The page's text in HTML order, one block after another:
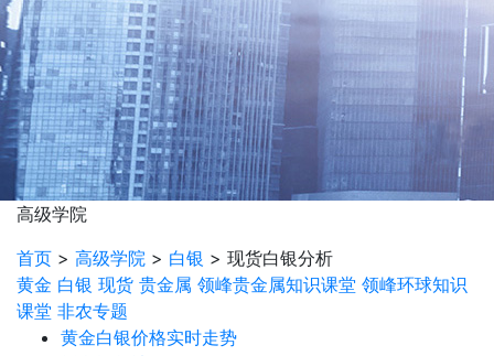
高级学院
首页 > 高级学院 > 白银 > 现货白银分析
黄金 白银 现货 贵金属 领峰贵金属知识课堂 领峰环球知识
课堂 非农专题
黄金白银价格实时走势